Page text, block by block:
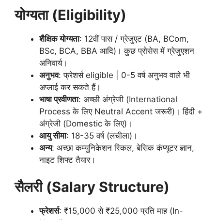
योग्यता (Eligibility)
शैक्षिक योग्यता: 12वीं पास / ग्रेजुएट (BA, BCom,
BSc, BCA, BBA आदि)। कुछ प्रोसेस में ग्रेजुएशन
अनिवार्य।
अनुभव: फ्रेशर्स eligible | 0-5 वर्ष अनुभव वाले भी
अप्लाई कर सकते हैं।
भाषा प्रवीणता: अच्छी अंग्रेजी (International
Process के लिए Neutral Accent जरूरी)। हिंदी +
अंग्रेजी (Domestic के लिए)।
आयु सीमा: 18-35 वर्ष (लचीला)।
अन्य: अच्छा कम्युनिकेशन स्किल, बेसिक कंप्यूटर ज्ञान,
नाइट शिफ्ट तैयार।
सैलरी (Salary Structure)
फ्रेशर्स: ₹15,000 से ₹25,000 प्रति माह (In-